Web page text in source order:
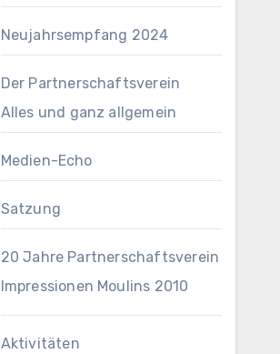
Neujahrsempfang 2024
Der Partnerschaftsverein
Alles und ganz allgemein
Medien-Echo
Satzung
20 Jahre Partnerschaftsverein
Impressionen Moulins 2010
Aktivitäten